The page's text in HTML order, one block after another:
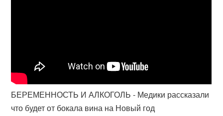
БЕРЕМЕННОСТЬ И АЛКОГОЛЬ - Медики рассказали
что будет от бокала вина на Новый год